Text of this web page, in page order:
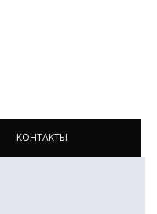
КОНТАКТЫ